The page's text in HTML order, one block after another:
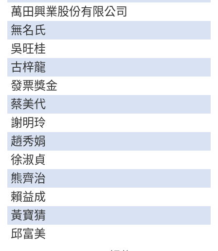
萬田興業股份有限公司
無名氏
吳旺桂
古梓龍
發票獎金
蔡美代
謝明玲
趙秀娟
徐淑貞
熊齊治
賴益成
黃寶猜
邱富美